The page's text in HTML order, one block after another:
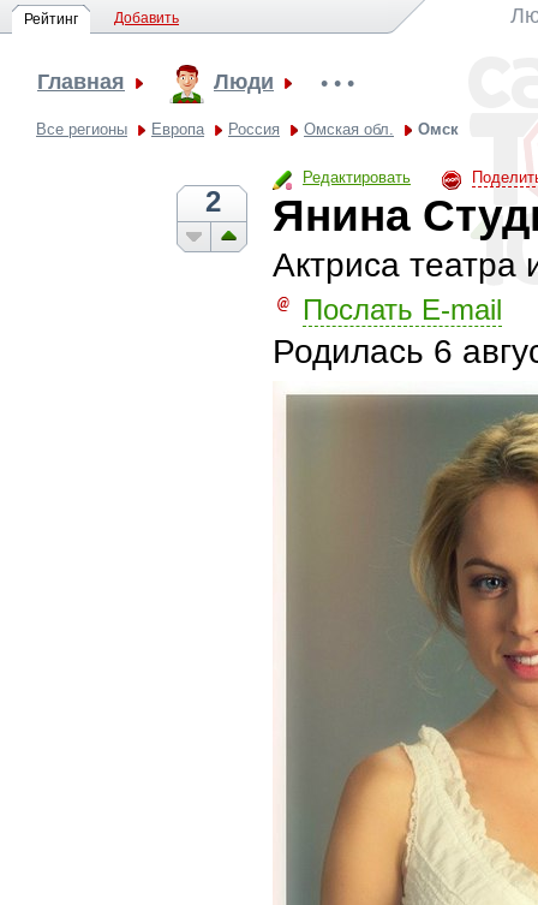
Рейтинг Добавить
Главная Люди • • •
Все регионы Европа Россия Омская обл. Омск
Редактировать
2 Янина
Актриса
Послать E-mail
Родилась 6